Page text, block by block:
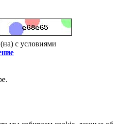
с условиями